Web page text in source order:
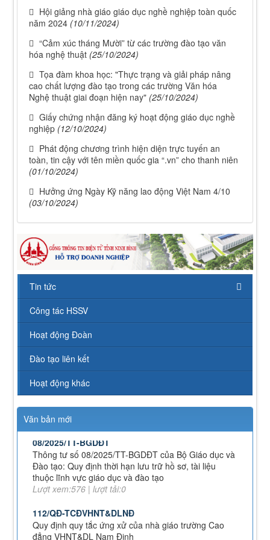
Hội giảng nhà giáo giáo dục nghề nghiệp toàn quốc
năm 2024 (10/11/2024)
“Cảm xúc tháng Mười” từ các trường đào tạo văn
hóa nghệ thuật (25/10/2024)
Tọa đàm khoa học: "Thực trạng và giải pháp nâng
cao chất lượng đào tạo trong các trường Văn hóa
Nghệ thuật giai đoạn hiện nay" (25/10/2024)
Giấy chứng nhận đăng ký hoạt động giáo dục nghề
nghiệp (12/10/2024)
Phát động chương trình hiện diện trực tuyến an
toàn, tin cậy với tên miền quốc gia “.vn” cho thanh niên
(01/10/2024)
Hưởng ứng Ngày Kỹ năng lao động Việt Nam 4/10
(03/10/2024)
Tin tức
Công tác HSSV
Hoạt động Đoàn
Đào tạo liên kết
Hoạt động khác
Văn bản mới
112/QĐ-TCĐVHNT&DLNĐ
Quy định quy tắc ứng xử của nhà giáo trường Cao
đẳng VHNT&DL Nam Định
Lượt xem:154 | lượt tải:109
43/KH-TCĐVHNT&DLNĐ
Kế hoạch chuyển đổi vị trí công tác năm 2026
Lượt xem:248 | lượt tải:151
238/2025/NĐ-CP
Quy định về chính sách học phí, miễn, giảm, hỗ trợ
học phí, hỗ trợ chi phí học tập và giá dịch vụ trong
lĩnh vực giáo dục, đào tạo
Lượt xem:353 | lượt tải:231
71-NQ/TW
Nghị quyết số 71-NQ/TWcủa Bộ Chính trị về đột phá
Lượt xem:516 | lượt tải:0
08/2025/TT-BGDĐT
Thông tư số 08/2025/TT-BGDĐT của Bộ Giáo dục và
Đào tạo: Quy định thời hạn lưu trữ hồ sơ, tài liệu
thuộc lĩnh vực giáo dục và đào tạo
Lượt xem:576 | lượt tải:0
Quy định quy tắc ứng xử của nhà giáo trường Cao
đẳng VHNT&DL Nam Định
Lượt xem:154 | lượt tải:109